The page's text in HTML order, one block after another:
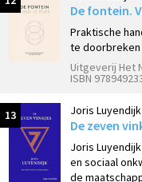
De fontein.
Praktische
te doorbreken
Uitgeverij Het
ISBN
13 Joris Luyendijk
De zeven
Joris
en sociaal
de